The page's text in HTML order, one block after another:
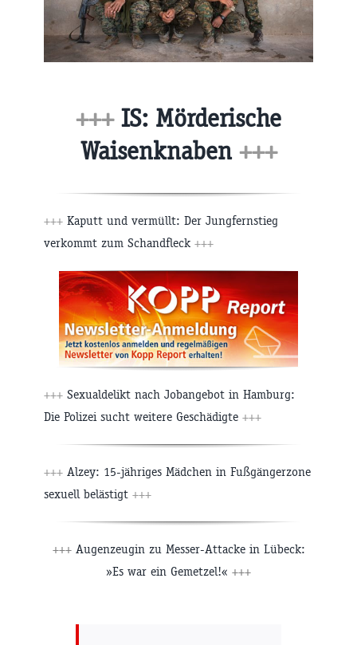
+++ IS: Mörderische
Waisenknaben +++
+++ Kaputt und vermüllt: Der Jungfernstieg
verkommt zum Schandfleck +++
+++ Sexualdelikt nach Jobangebot in Hamburg:
Die Polizei sucht weitere Geschädigte +++
+++ Alzey: 15-jähriges Mädchen in Fußgängerzone
sexuell belästigt +++
+++ Augenzeugin zu Messer-Attacke in Lübeck:
»Es war ein Gemetzel!« +++